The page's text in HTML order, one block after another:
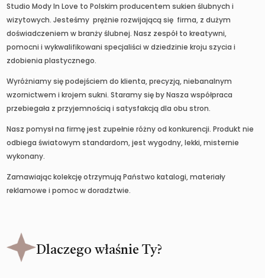
Studio Mody In Love to Polskim producentem sukien ślubnych i
wizytowych. Jesteśmy prężnie rozwijającą się firma, z dużym
doświadczeniem w branży ślubnej. Nasz zespół to kreatywni,
pomocni i wykwalifikowani specjaliści w dziedzinie kroju szycia i
zdobienia plastycznego.
Wyróżniamy się podejściem do klienta, precyzją, niebanalnym
wzornictwem i krojem sukni. Staramy się by Nasza współpraca
przebiegała z przyjemnością i satysfakcją dla obu stron.
Nasz pomysł na firmę jest zupełnie różny od konkurencji. Produkt nie
odbiega światowym standardom, jest wygodny, lekki, misternie
wykonany.
Zamawiając kolekcję otrzymują Państwo katalogi, materiały
reklamowe i pomoc w doradztwie.
Dlaczego właśnie Ty?